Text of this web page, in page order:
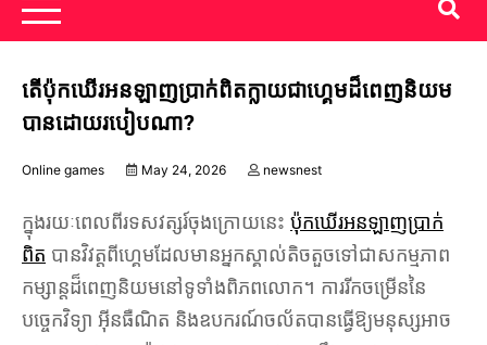
News Nest
តើប៉ុកឃើរអនឡាញប្រាក់ពិតក្លាយជាហ្គេមដ៏ពេញនិយម
បានដោយរបៀបណា?
Online games May 24, 2026 newsnest
ក្នុងរយៈពេលពីរទសវត្សរ៍ចុងក្រោយនេះ ប៉ុកឃើរអនឡាញប្រាក់
ពិត បានវិវត្តពីហ្គេមដែលមានអ្នកស្គាល់តិចតួចទៅជាសកម្មភាព
កម្សាន្តដ៏ពេញនិយមនៅទូទាំងពិភពលោក។ ការរីកចម្រើននៃ
បច្ចេកវិទ្យា អ៊ីនធឺណិត និងឧបករណ៍ចល័តបានធ្វើឱ្យមនុស្សអាច